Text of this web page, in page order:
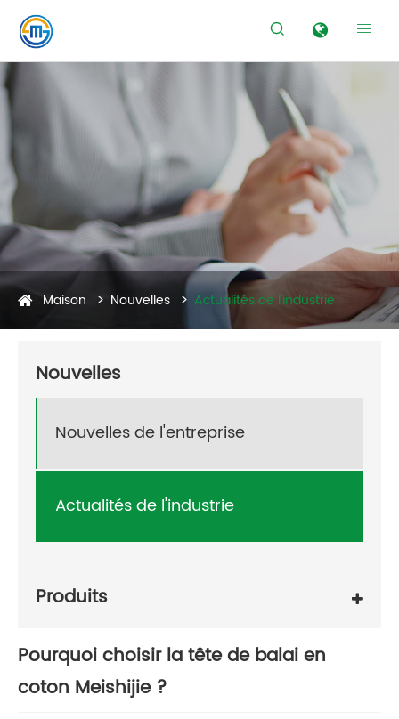
 
Maison Nouvelles Actualités de l'industrie
Nouvelles
Nouvelles de l'entreprise
Actualités de l'industrie
Produits
Pourquoi choisir la tête de balai en
coton Meishijie ?